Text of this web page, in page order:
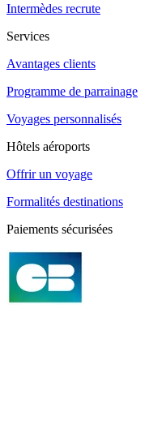
Intermèdes recrute
Services
Avantages clients
Programme de parrainage
Voyages personnalisés
Hôtels aéroports
Offrir un voyage
Formalités destinations
Paiements sécurisées